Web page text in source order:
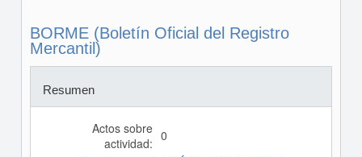
BORME (Boletín Oficial del Registro
Mercantil)
Resumen
Actos sobre
actividad: 0